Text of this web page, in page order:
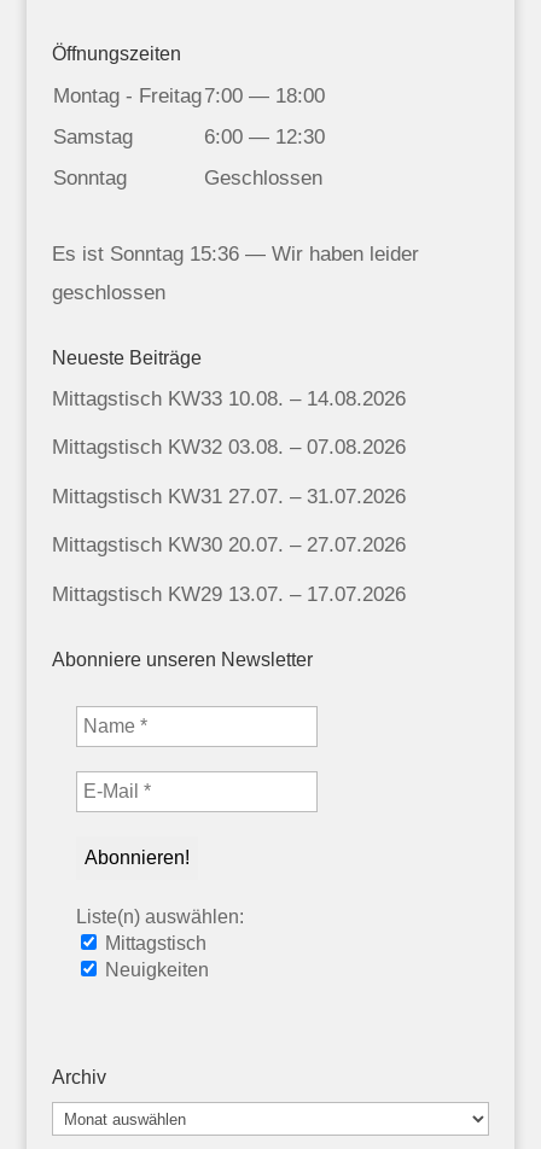
Öffnungszeiten
Montag - Freitag7:00 — 18:00
Samstag
6:00 — 12:30
Sonntag
Geschlossen
Es istSonntag15:36— Wir haben leider
geschlossen
Neueste Beiträge
Mittagstisch KW33 10.08. – 14.08.2026
Mittagstisch KW32 03.08. – 07.08.2026
Mittagstisch KW31 27.07. – 31.07.2026
Mittagstisch KW30 20.07. – 27.07.2026
Mittagstisch KW29 13.07. – 17.07.2026
Abonniere unseren Newsletter
Liste(n) auswählen:
Mittagstisch
Neuigkeiten
Archiv
Archiv